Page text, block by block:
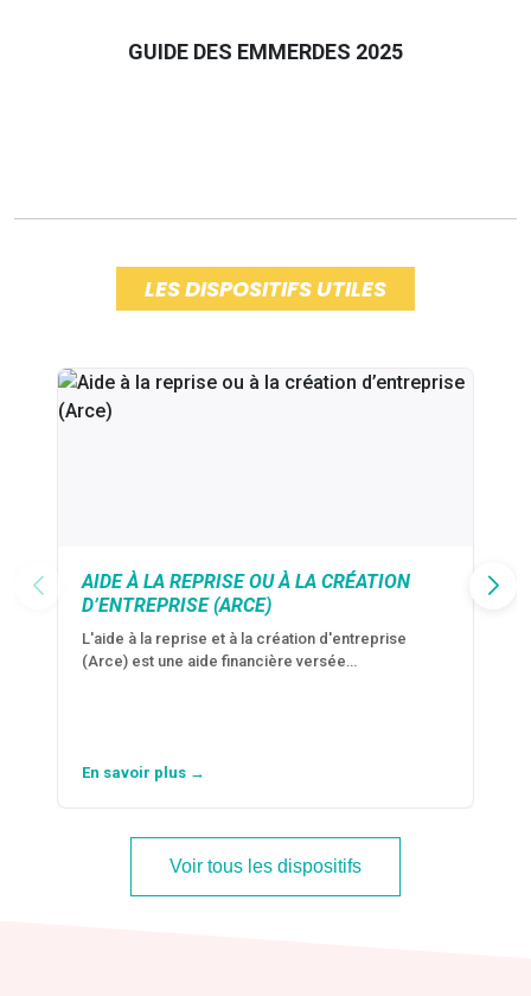
GUIDE DES EMMERDES 2025
LES DISPOSITIFS UTILES
AIDE À LA REPRISE OU À LA CRÉATION
D’ENTREPRISE (ARCE)
L'aide à la reprise et à la création d'entreprise
(Arce) est une aide financière versée…
En savoir plus →
Voir tous les dispositifs